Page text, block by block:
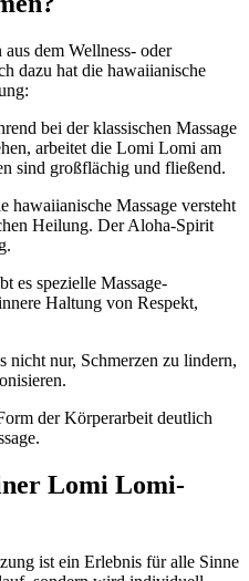
dem Wellness- oder
dazu hat die hawaiianische
bei der klassischen Massage
arbeitet die Lomi Lomi am
sind großflächig und fließend.
hawaiianische Massage versteht
Heilung. Der Aloha-Spirit
es spezielle Massage-
Haltung von Respekt,
nicht nur, Schmerzen zu lindern,
der Körperarbeit deutlich
Lomi Lomi-
ist ein Erlebnis für alle Sinne